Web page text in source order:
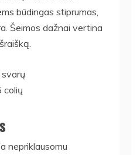
būdingas stiprumas,
Šeimos dažnai vertina
colių
nepriklausomu